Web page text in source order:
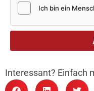
Interessant? Einfach